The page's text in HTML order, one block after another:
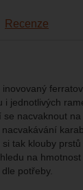
uživatele
my nebo naši
na našich
Recenze
inovovaný
i jednotlivých
se nacvaknout
tak klouby
na
potřeby.